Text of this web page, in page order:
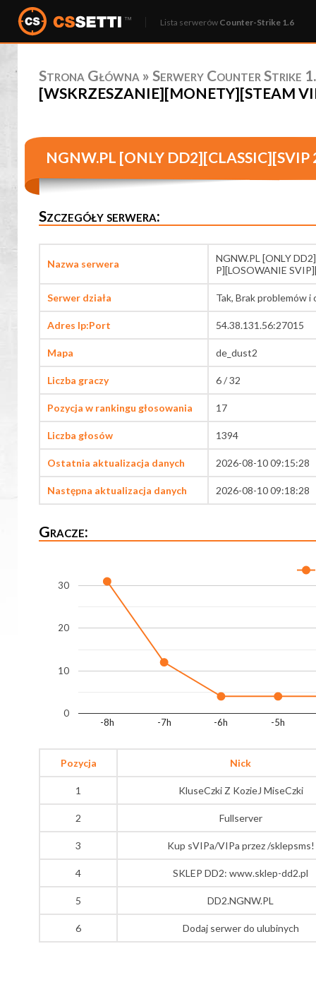
Lista serwerów Counter-Strike 1.6
Strona Główna » Serwery Counter Strike
[WSKRZESZANIE][MONETY][STEAM
NGNW.PL [ONLY
Szczegóły serwera:
Nazwa serwera
NGNW.PL [ONLY
P][LOSOWANIE
Serwer działa Tak, Brak problemów i
Adres Ip:Port 54.38.131.56:27015
Mapa de_dust2
Liczba graczy 6 / 32
Pozycja w rankingu głosowania 17
Liczba głosów 1394
Ostatnia aktualizacja danych 2026-08-10 09:15:28
Następna aktualizacja danych 2026-08-10 09:18:28
Gracze:
-8h -7h -6h -5h
0
10
20
30
Pozycja Nick
1 KluseCzki Z KozieJ MiseCzki
2 Fullserver
3 Kup sVIPa/VIPa przez /sklepsms!
4 SKLEP DD2: www.sklep-dd2.pl
5 DD2.NGNW.PL
6 Dodaj serwer do ulubinych